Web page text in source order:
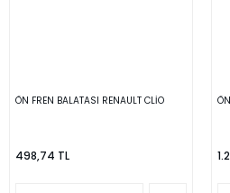
ÖN FREN BALATASI RENAULT CLİO
498,74 TL